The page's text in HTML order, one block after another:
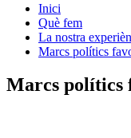
Inici
Què fem
La nostra
Marcs polítics
Marcs polítics